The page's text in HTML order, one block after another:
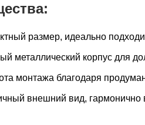
размер, идеально
металлический корпус для
монтажа благодаря
внешний вид, гармонично